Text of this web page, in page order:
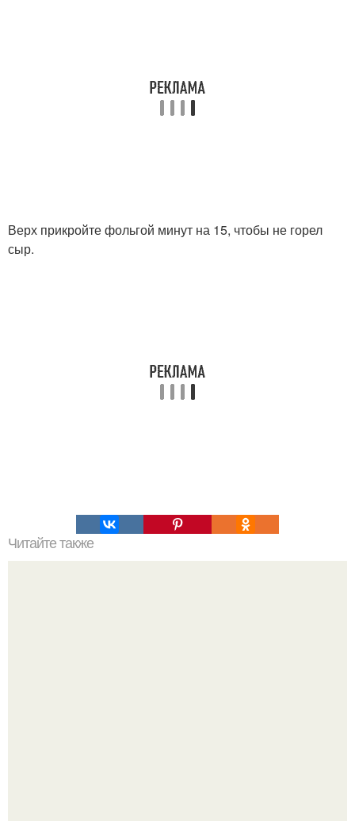
Верх прикройте фольгой минут на 15, чтобы не горел
сыр.
Читайте также